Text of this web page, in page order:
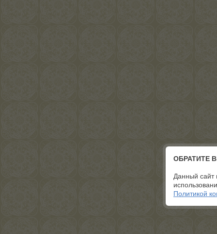
ОБРАТИТЕ
Данный сайт
Политикой